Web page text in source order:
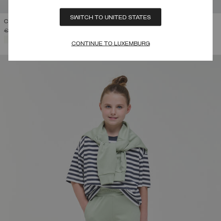
SWITCH TO UNITED STATES
CONTINUE TO LUXEMBURG
COLLEGE-KAPUZENPULLOVER
PREIS REDUZIERT VON
€ 115,00